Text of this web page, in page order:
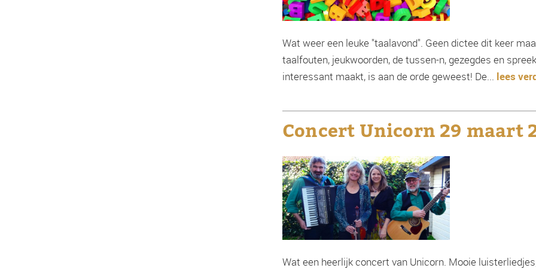
Wat weer een leuke "taalavond". Geen dictee dit keer
taalfouten, jeukwoorden, de tussen-n, gezegdes en
interessant maakt, is aan de orde geweest! De... lees
Concert Unicorn 29 maart
Wat een heerlijk concert van Unicorn. Mooie